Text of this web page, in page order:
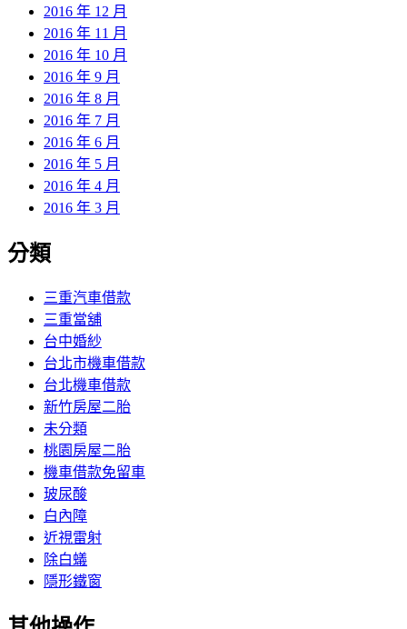
2016 年 12 月
2016 年 11 月
2016 年 10 月
2016 年 9 月
2016 年 8 月
2016 年 7 月
2016 年 6 月
2016 年 5 月
2016 年 4 月
2016 年 3 月
分類
三重汽車借款
三重當舖
台中婚紗
台北市機車借款
台北機車借款
新竹房屋二胎
未分類
桃園房屋二胎
機車借款免留車
玻尿酸
白內障
近視雷射
除白蟻
隱形鐵窗